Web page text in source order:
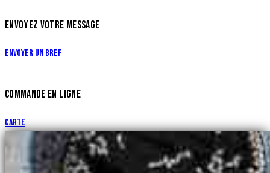
ENVOYEZ VOTRE MESSAGE
Envoyer un bref
COMMANDE EN LIGNE
Carte